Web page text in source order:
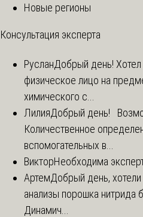
Новые регионы
Консультация эксперта
РусланДобрый день! Хотел
физическое лицо на
химического с...
ЛилияДобрый день!
Количественное
вспомогательных в...
ВикторНеобходима
АртемДобрый день,
анализы порошка нитрида
Динамич...